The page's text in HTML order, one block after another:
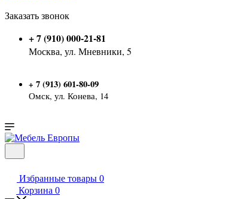
Заказать звонок
+ 7 (910) 000-21-81
Москва, ул. Мневники, 5
+ 7 (913) 601-80-09
Омск, ул. Конева, 14
Избранные товары 0
Корзина 0